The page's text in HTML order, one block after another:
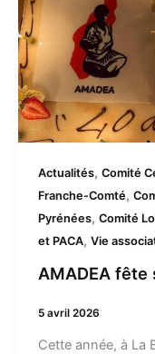
Actualités, Comité
Franche-Comté,
Pyrénées, Comité
et PACA, Vie
AMADEA
5 avril 2026
Cette année, à La
40e
anniversaire